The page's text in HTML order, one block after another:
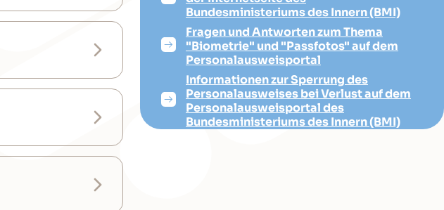
Bundesministeriums des Innern (BMI)
Fragen und Antworten zum Thema
"Biometrie" und "Passfotos" auf dem
Personalausweisportal
Informationen zur Sperrung des
Personalausweises bei Verlust auf dem
Personalausweisportal des
Bundesministeriums des Innern (BMI)